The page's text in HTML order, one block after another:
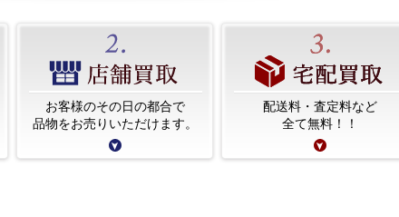
お客様のその日の都合で
品物をお売りいただけます。
配送料・査定料など
全て無料！！